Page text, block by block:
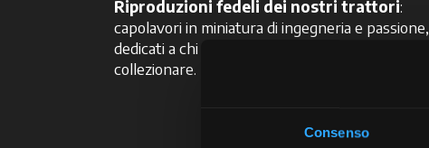
Consenso
Riproduzioni fedeli dei nostri trattori:
capolavori in miniatura di ingegneria e passione,
dedicati a chi la potenza la vuole anche
collezionare.